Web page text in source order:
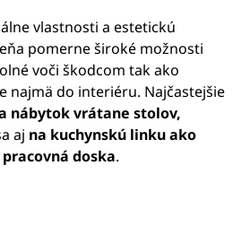
vlastnosti a estetickú
pomerne široké možnosti
voči škodcom tak ako
najmä do interiéru. Najčastejšie
nábytok vrátane stolov,
aj na kuchynskú linku ako
doska.